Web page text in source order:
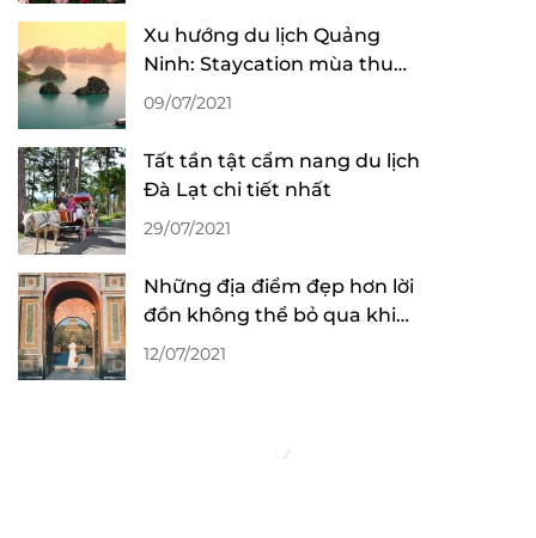
Xu hướng du lịch Quảng
Ninh: Staycation mùa thu
đông lên ngôi
09/07/2021
Tất tần tật cẩm nang du lịch
Đà Lạt chi tiết nhất
29/07/2021
Những địa điểm đẹp hơn lời
đồn không thể bỏ qua khi
du lịch Huế
12/07/2021